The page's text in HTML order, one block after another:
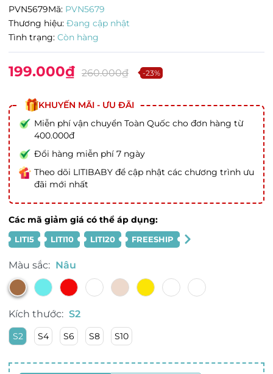
PVN5679Mã: PVN5679
Thương hiệu: Đang cập nhật
Tình trạng: Còn hàng
199.000₫ 260.000₫ -23%
KHUYẾN MÃI - ƯU ĐÃI
Miễn phí vận chuyển Toàn Quốc cho đơn hàng từ
400.000đ
Đổi hàng miễn phí 7 ngày
Theo dõi LITIBABY để cập nhật các chương trình ưu
đãi mới nhất
Các mã giảm giá có thể áp dụng:
LITI5 LITI10 LITI20 FREESHIP
Màu sắc: Nâu
Kích thước: S2
S2 S4 S6 S8 S10